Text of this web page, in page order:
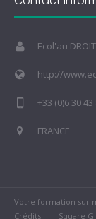
Ecol'au DROIT
http://
+33 (0)6 30 43
FRANCE
Votre formation sur
Crédits
Square